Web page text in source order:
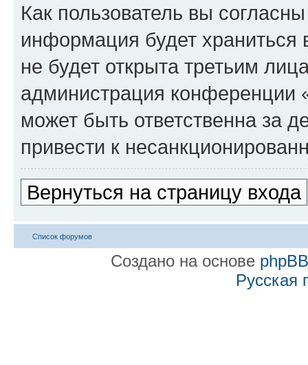
Как пользователь вы
информация будет
не будет открыта третьим
администрация конференции
может быть ответственна за
привести к
Вернуться на страницу входа
Список форумов
Создано на основе phpBB
Русская